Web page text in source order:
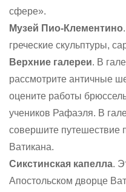
сфере».
Музей Пио-Клементино
греческие скульптуры,
Верхние галереи. В
рассмотрите античные
оцените работы
учеников Рафаэля. В
совершите путешествие
Ватикана.
Сикстинская капелла.
Апостольском дворце